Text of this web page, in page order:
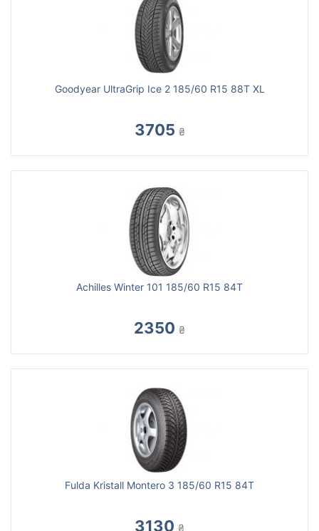
Goodyear UltraGrip Ice 2 185/60 R15 88T XL
3705 ₴
Achilles Winter 101 185/60 R15 84T
2350 ₴
Fulda Kristall Montero 3 185/60 R15 84T
3130 ₴